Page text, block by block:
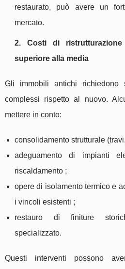
restaurato, può avere un
mercato.
2. Costi di ristrutturazione
superiore alla media
Gli immobili antichi richiedono
complessi rispetto al nuovo.
mettere in conto:
consolidamento strutturale
adeguamento di impianti
riscaldamento ;
opere di isolamento termico e
i vincoli esistenti ;
restauro di finiture
specializzato.
Questi interventi possono